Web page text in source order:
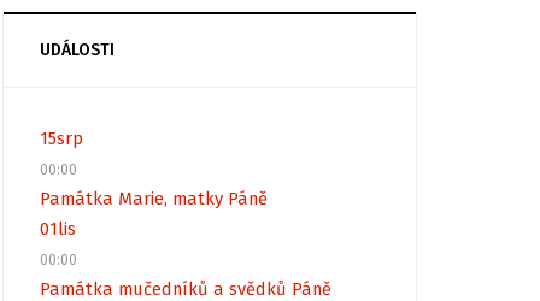
UDÁLOSTI
15srp
00:00
Památka Marie, matky Páně
01lis
00:00
Památka mučedníků a svědků Páně